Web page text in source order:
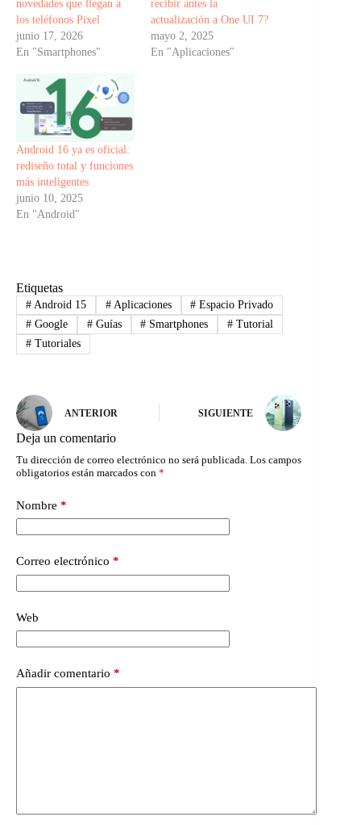
novedades que llegan a
los teléfonos Pixel
junio 17, 2026
En "Smartphones"
recibir antes la
actualización a One UI 7?
mayo 2, 2025
En "Aplicaciones"
Android 16 ya es oficial:
rediseño total y funciones
más inteligentes
junio 10, 2025
En "Android"
Etiquetas
#Android 15 #Aplicaciones # Espacio Privado
#Google #Guías # Smartphones # Tutorial
#Tutoriales
ANTERIOR SIGUIENTE
Deja un comentario
Tu dirección de correo electrónico no será publicada. Los campos
obligatorios están marcados con *
Nombre *
Correo electrónico *
Web
Añadir comentario *